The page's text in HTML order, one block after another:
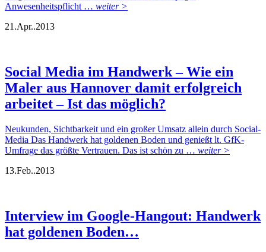
Anwesenheitspflicht … weiter >
21.Apr..2013
Social Media im Handwerk – Wie ein
Maler aus Hannover damit erfolgreich
arbeitet – Ist das möglich?
Neukunden, Sichtbarkeit und ein großer Umsatz allein durch Social-
Media Das Handwerk hat goldenen Boden und genießt lt. GfK-
Umfrage das größte Vertrauen. Das ist schön zu … weiter >
13.Feb..2013
Interview im Google-Hangout: Handwerk
hat goldenen Boden…